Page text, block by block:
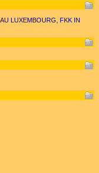
LUXEMBOURG, FKK IN